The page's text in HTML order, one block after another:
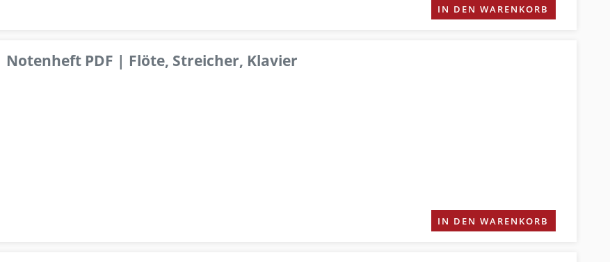
IN DEN WARENKORB
Notenheft PDF | Flöte, Streicher, Klavier
IN DEN WARENKORB